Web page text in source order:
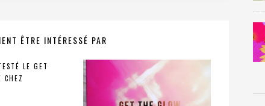
ÊTRE INTÉRESSÉ PAR
LE GET
CHEZ